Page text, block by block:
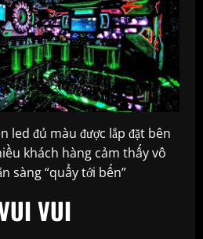
led đủ màu được lắp đặt bên
khách hàng cảm thấy vô
sàng “quẩy tới bến”
VUI